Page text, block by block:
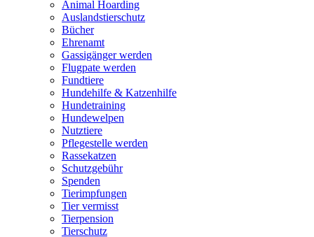
Animal Hoarding
Auslandstierschutz
Bücher
Ehrenamt
Gassigänger werden
Flugpate werden
Fundtiere
Hundehilfe & Katzenhilfe
Hundetraining
Hundewelpen
Nutztiere
Pflegestelle werden
Rassekatzen
Schutzgebühr
Spenden
Tierimpfungen
Tier vermisst
Tierpension
Tierschutz